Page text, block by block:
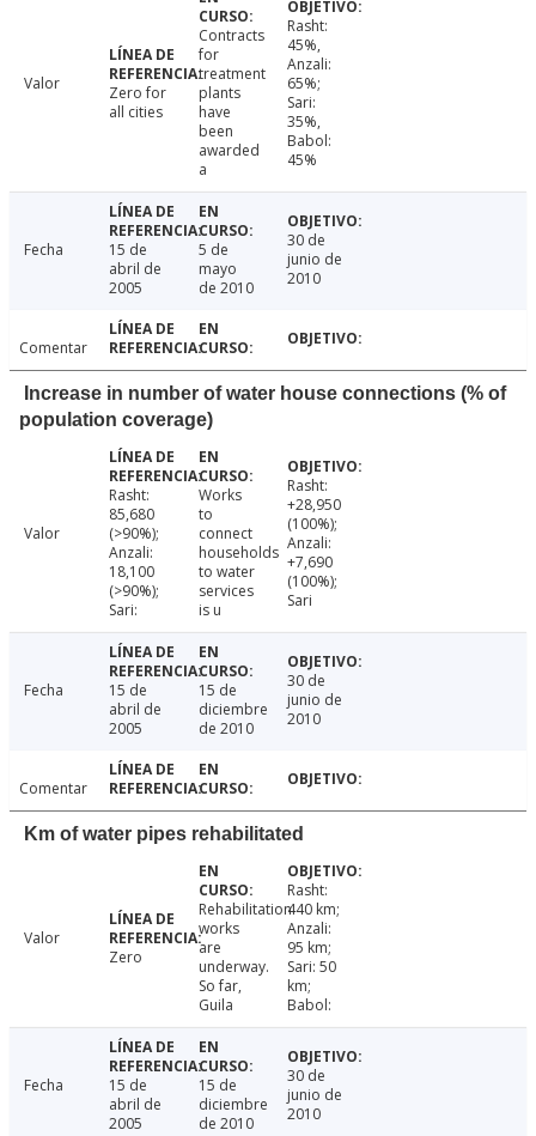
Valor
Zero for
all cities
Contracts
for
treatment
plants
have
been
awarded
a
Rasht:
45%,
Anzali:
65%;
Sari:
35%,
Babol:
45%
Fecha
15 de
abril de
2005
5 de
mayo
de 2010
30 de
junio de
2010
Comentar
Increase in number of water house connections (% of
population coverage)
Valor
Rasht:
85,680
(>90%);
Anzali:
18,100
(>90%);
Sari:
Works
to
connect
households
to water
services
is u
Rasht:
+28,950
(100%);
Anzali:
+7,690
(100%);
Sari
Fecha
15 de
abril de
2005
15 de
diciembre
de 2010
30 de
junio de
2010
Comentar
Km of water pipes rehabilitated
Valor
Zero
Rehabilitation
works
are
underway.
So far,
Guila
Rasht:
440 km;
Anzali:
95 km;
Sari: 50
km;
Babol:
Fecha
15 de
abril de
2005
15 de
diciembre
de 2010
30 de
junio de
2010